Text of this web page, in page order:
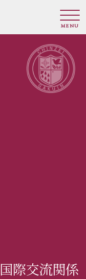
MENU
国際交流関係